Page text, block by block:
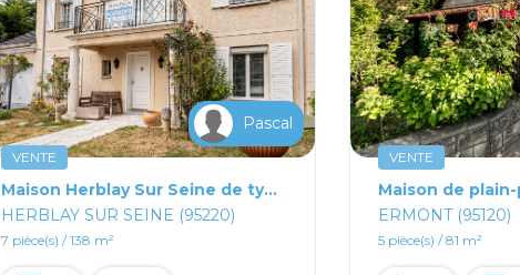
Pascal
VENTE
Maison Herblay Sur Seine de type F7
HERBLAY SUR SEINE (95220)
7 pièce(s) / 138 m²
VENTE
ERMONT (95120)
5 pièce(s) / 81 m²